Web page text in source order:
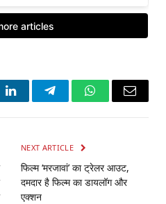
LinkedInTelegramWhatsApp
Email
NEXT ARTICLE
फिल्म ‘मरजावां’ का ट्रेलर आउट,
दमदार है फिल्म का डायलॉग और
एक्शन